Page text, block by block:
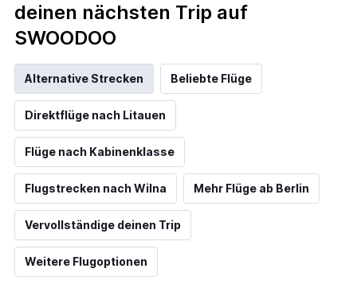
deinen nächsten Trip auf
SWOODOO
Alternative Strecken Beliebte Flüge
Direktflüge nach Litauen
Flüge nach Kabinenklasse
Flugstrecken nach Wilna Mehr Flüge ab Berlin
Vervollständige deinen Trip
Weitere Flugoptionen